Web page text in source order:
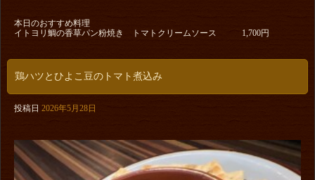
本日のおすすめ料理
イトヨリ鯛の香草パン粉焼き トマトクリームソース 1,700円
鶏ハツとひよこ豆のトマト煮込み
投稿日 2026年5月28日